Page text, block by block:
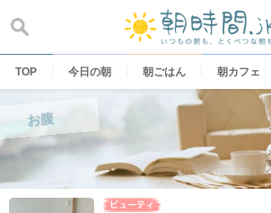
content
TOP 今日の朝 朝ごはん 朝カフェ
お腹